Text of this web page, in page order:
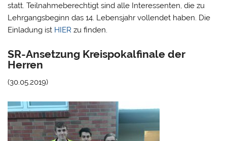
statt. Teilnahmeberechtigt sind alle Interessenten, die zu
Lehrgangsbeginn das 14. Lebensjahr vollendet haben. Die
Einladung ist HIER zu finden.
SR-Ansetzung Kreispokalfinale der
Herren
(30.05.2019)